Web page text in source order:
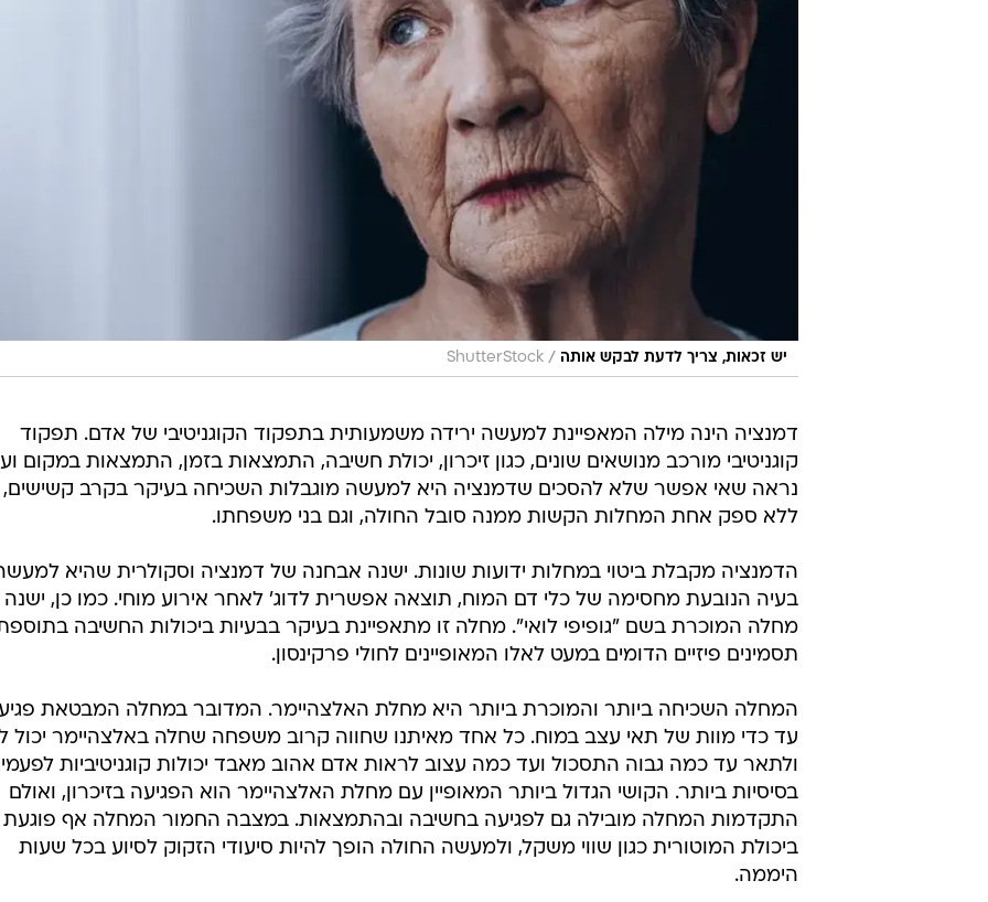
יש זכאות, צריך לדעת לבקש אותה /
ShutterStock
דמנציה הינה מילה המאפיינת למעשה ירידה משמעותית בתפקוד הקוגניטיבי של אדם. תפקוד
קוגניטיבי מורכב מנושאים שונים, כגון זיכרון, יכולת חשיבה, התמצאות בזמן, התמצאות במקום
נראה שאי אפשר שלא להסכים שדמנציה היא למעשה מוגבלות השכיחה בעיקר בקרב קשישים,
ללא ספק אחת המחלות הקשות ממנה סובל החולה, וגם בני משפחתו.
הדמנציה מקבלת ביטוי במחלות ידועות שונות. ישנה אבחנה של דמנציה וסקולרית שהיא
בעיה הנובעת מחסימה של כלי דם המוח, תוצאה אפשרית לדוג' לאחר אירוע מוחי. כמו כן, ישנה
מחלה המוכרת בשם "גופיפי לואי". מחלה זו מתאפיינת בעיקר בבעיות ביכולות החשיבה
תסמינים פיזיים הדומים במעט לאלו המאופיינים לחולי פרקינסון.
המחלה השכיחה ביותר והמוכרת ביותר היא מחלת האלצהיימר. המדובר במחלה המבטאת
עד כדי מוות של תאי עצב במוח. כל אחד מאיתנו שחווה קרוב משפחה שחלה באלצהיימר יכול
ולתאר עד כמה גבוה התסכול ועד כמה עצוב לראות אדם אהוב מאבד יכולות קוגניטיביות
בסיסיות ביותר. הקושי הגדול ביותר המאופיין עם מחלת האלצהיימר הוא הפגיעה בזיכרון, ואולם
התקדמות המחלה מובילה גם לפגיעה בחשיבה ובהתמצאות. במצבה החמור המחלה אף פוגעת
ביכולת המוטורית כגון שווי משקל, ולמעשה החולה הופך להיות סיעודי הזקוק לסיוע בכל שעות
היממה.